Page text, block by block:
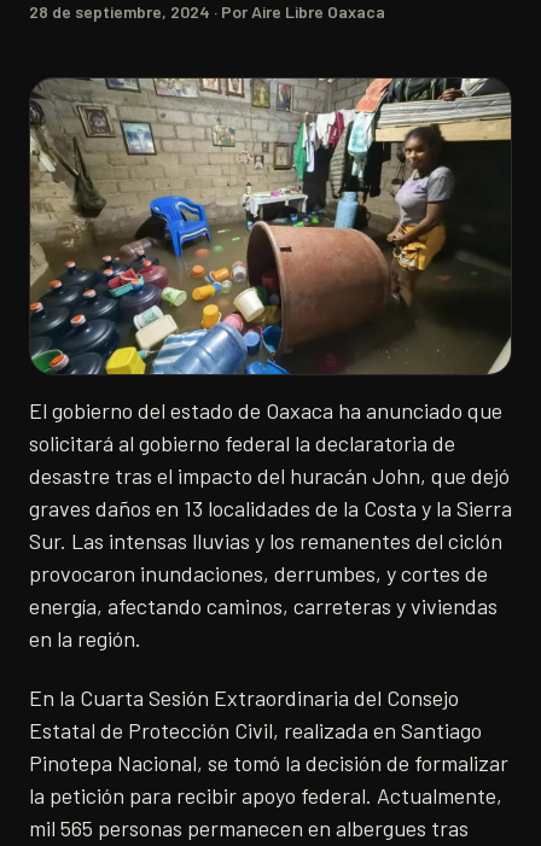
28 de septiembre, 2024 · Por Aire Libre Oaxaca
El gobierno del estado de Oaxaca ha anunciado que
solicitará al gobierno federal la declaratoria de
desastre tras el impacto del huracán John, que dejó
graves daños en 13 localidades de la Costa y la Sierra
Sur. Las intensas lluvias y los remanentes del ciclón
provocaron inundaciones, derrumbes, y cortes de
energía, afectando caminos, carreteras y viviendas
en la región.
En la Cuarta Sesión Extraordinaria del Consejo
Estatal de Protección Civil, realizada en Santiago
Pinotepa Nacional, se tomó la decisión de formalizar
la petición para recibir apoyo federal. Actualmente,
mil 565 personas permanecen en albergues tras